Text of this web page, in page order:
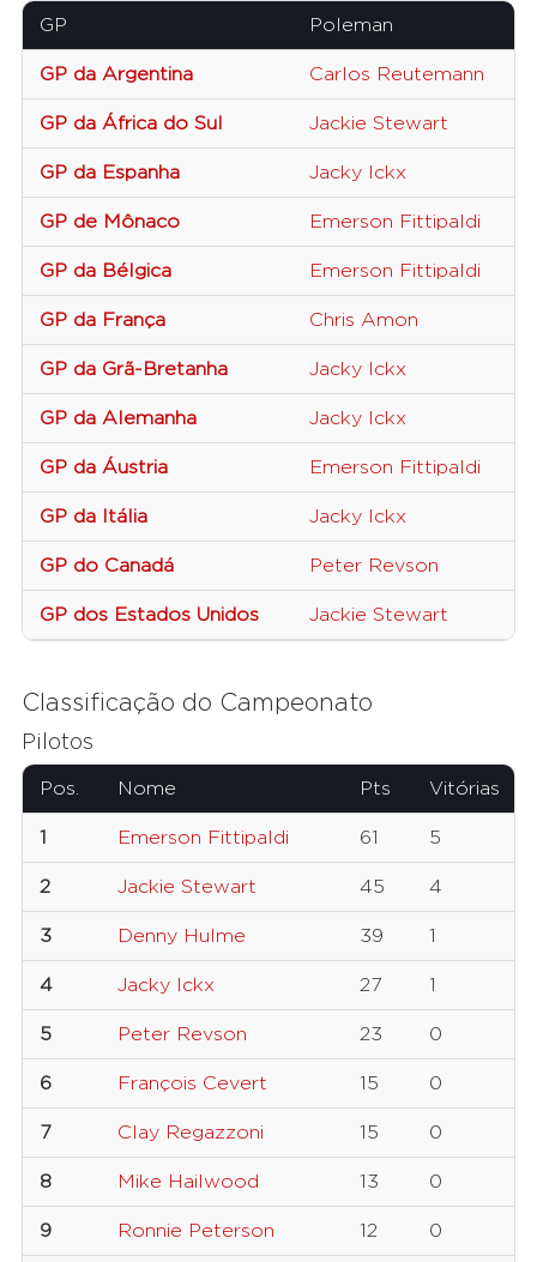
GP Poleman
GP da Argentina Carlos Reutemann
GP da África do Sul Jackie Stewart
GP da Espanha Jacky Ickx
GP de Mônaco Emerson Fittipaldi
GP da Bélgica Emerson Fittipaldi
GP da França Chris Amon
GP da Grã-Bretanha Jacky Ickx
GP da Alemanha Jacky Ickx
GP da Áustria Emerson Fittipaldi
GP da Itália Jacky Ickx
GP do Canadá Peter Revson
GP dos Estados Unidos Jackie Stewart
Classificação do Campeonato
Pilotos
Pos. Nome Pts Vitórias
1 Emerson Fittipaldi 61 5
2 Jackie Stewart 45 4
3 Denny Hulme 39 1
4 Jacky Ickx 27 1
5 Peter Revson 23 0
6 François Cevert 15 0
7 Clay Regazzoni 15 0
8 Mike Hailwood 13 0
9 Ronnie Peterson 12 0